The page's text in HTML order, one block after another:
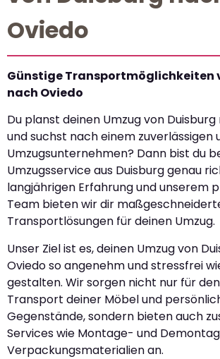
Oviedo
Günstige Transportmöglichkeiten
nach Oviedo
Du planst deinen Umzug von
und suchst nach einem zuverlässigen
Umzugsunternehmen? Dann bist du
Umzugsservice aus Duisburg genau
langjährigen Erfahrung und unserem
Team bieten wir dir
Transportlösungen für deinen Umzug.
Unser Ziel ist es, deinen Umzug von
Oviedo so angenehm und stressfrei
gestalten. Wir sorgen nicht nur für
Transport deiner Möbel und
Gegenstände, sondern bieten auch
Services wie Montage- und
Verpackungsmaterialien an.